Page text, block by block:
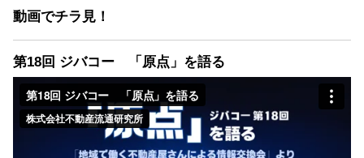
動画でチラ見！
第18回 ジバコー 「原点」を語る